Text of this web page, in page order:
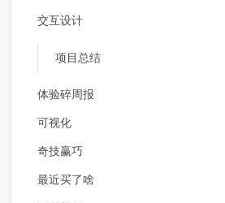
交互设计
项目总结
体验碎周报
可视化
奇技赢巧
最近买了啥